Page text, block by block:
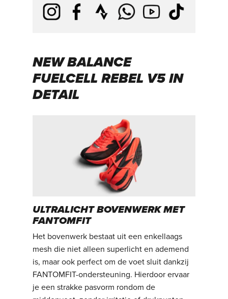
NEW BALANCE
FUELCELL REBEL V5 IN
DETAIL
ULTRALICHT BOVENWERK MET
FANTOMFIT
Het bovenwerk bestaat uit een enkellaags
mesh die niet alleen superlicht en ademend
is, maar ook perfect om de voet sluit dankzij
FANTOMFIT-ondersteuning. Hierdoor ervaar
je een strakke pasvorm rondom de